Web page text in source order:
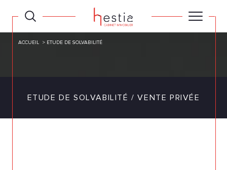
ACCUEIL ETUDE DE SOLVABILITÉ
ETUDE DE SOLVABILITÉ / VENTE PRIVÉE